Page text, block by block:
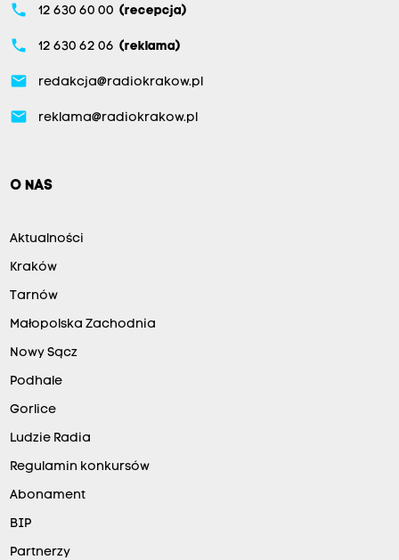
phone 12 630 60 00 (recepcja)
phone 12 630 62 06 (reklama)
email redakcja@radiokrakow.pl
email reklama@radiokrakow.pl
O NAS
Aktualności
Kraków
Tarnów
Małopolska Zachodnia
Nowy Sącz
Podhale
Gorlice
Ludzie Radia
Regulamin konkursów
Abonament
BIP
Partnerzy